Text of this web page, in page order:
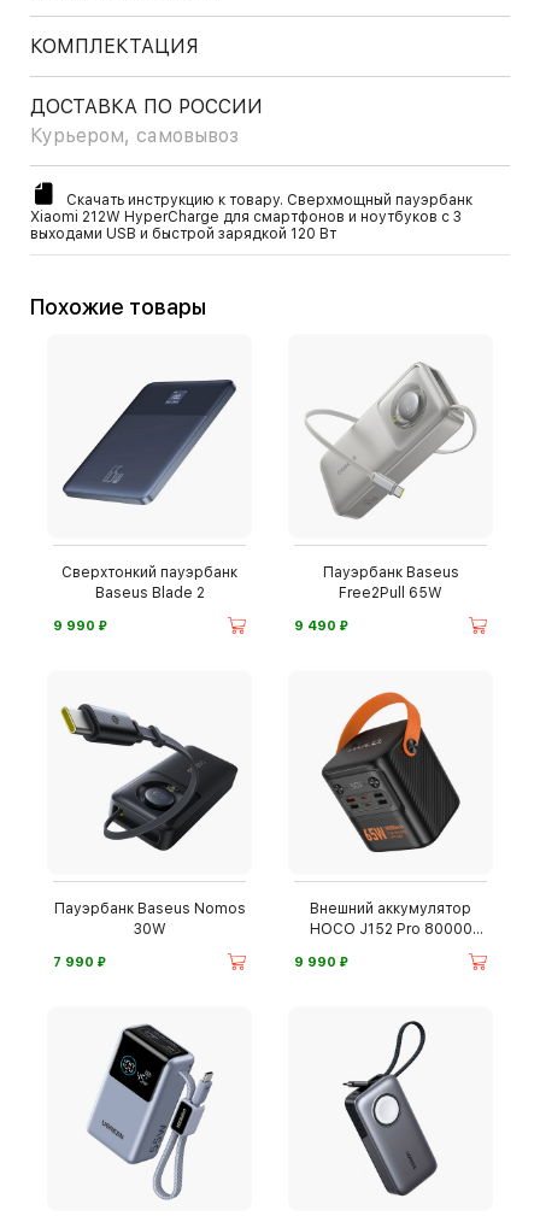
КОМПЛЕКТАЦИЯ
ДОСТАВКА ПО РОССИИ
Курьером, самовывоз
Скачать инструкцию к товару. Сверхмощный пауэрбанк
Xiaomi 212W HyperCharge для смартфонов и ноутбуков с 3
выходами USB и быстрой зарядкой 120 Вт
Похожие товары
Сверхтонкий пауэрбанк
Baseus Blade 2
9 990 ⃏
Пауэрбанк Baseus
Free2Pull 65W
9 490 ⃏
Пауэрбанк Baseus Nomos
30W
7 990 ⃏
Внешний аккумулятор
HOCO J152 Pro 80000
9 990 ⃏